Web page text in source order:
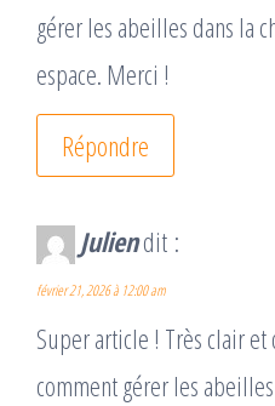
gérer les abeilles dans la
espace. Merci !
Répondre
Juliendit :
février 21, 2026 à 12:00 am
Super article ! Très clair
comment gérer les